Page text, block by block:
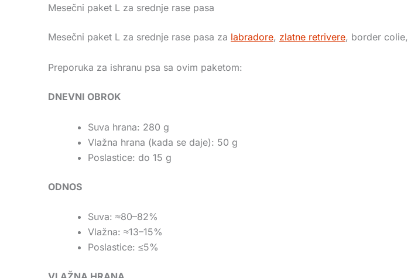
Mesečni paket L za srednje rase pasa
Mesečni paket L za srednje rase pasa za labradore, zlatne retrivere, border colie,
Preporuka za ishranu psa sa ovim paketom:
DNEVNI OBROK
Suva hrana: 280 g
Vlažna hrana (kada se daje): 50 g
Poslastice: do 15 g
ODNOS
Suva: ≈80–82%
Vlažna: ≈13–15%
Poslastice: ≤5%